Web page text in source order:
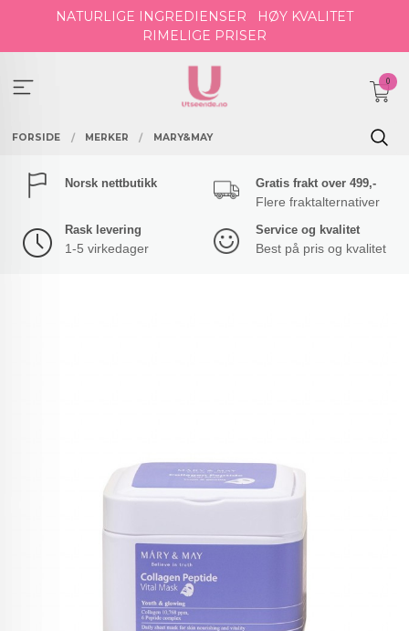
NATURLIGE INGREDIENSER
HØY KVALITET
RIMELIGE PRISER
0
FORSIDE MERKER MARY&MAY
Norsk nettbutikk Gratis frakt over 499,-
Flere fraktalternativer
Rask levering
1-5 virkedager
Service og kvalitet
Best på pris og kvalitet